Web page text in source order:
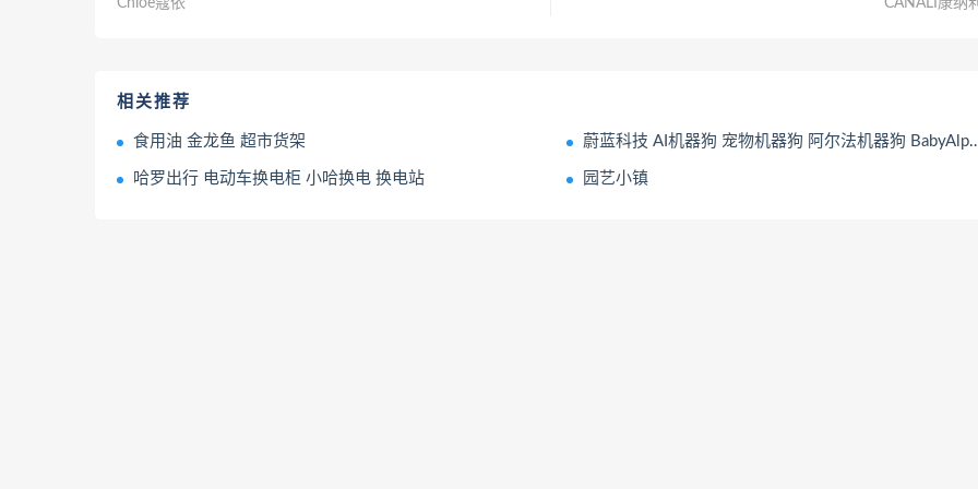
相关推荐
食用油 金龙鱼 超市货架 蔚蓝科技 AI机器狗 宠物机器狗 阿尔法机器狗 BabyAlpha系列
哈罗出行 电动车换电柜 小哈换电 换电站 园艺小镇